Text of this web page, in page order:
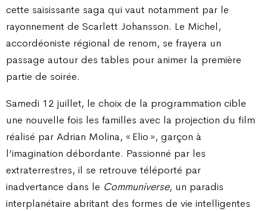
cette saisissante saga qui vaut notamment par le
rayonnement de Scarlett Johansson. Le Michel,
accordéoniste régional de renom, se frayera un
passage autour des tables pour animer la première
partie de soirée.
Samedi 12 juillet, le choix de la programmation cible
une nouvelle fois les familles avec la projection du film
réalisé par Adrian Molina, « Elio », garçon à
l’imagination débordante. Passionné par les
extraterrestres, il se retrouve téléporté par
inadvertance dans le Communiverse, un paradis
interplanétaire abritant des formes de vie intelligentes